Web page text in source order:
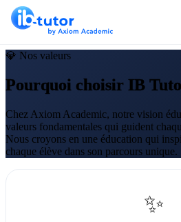
💎 Nos valeurs
Pourquoi choisir IB
Chez Axiom Academic, notre vision
valeurs fondamentales qui guident
Nous croyons en une éducation qui
chaque élève dans son parcours unique.
✨